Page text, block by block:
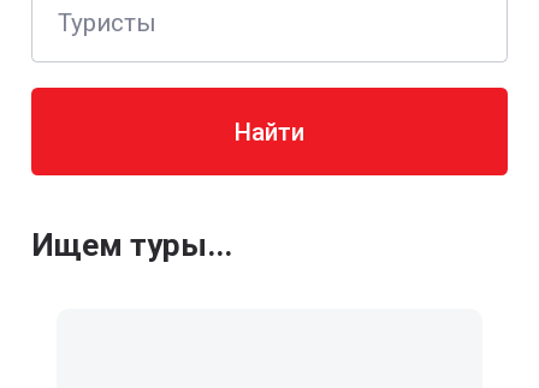
Туристы
Найти
Ищем туры...